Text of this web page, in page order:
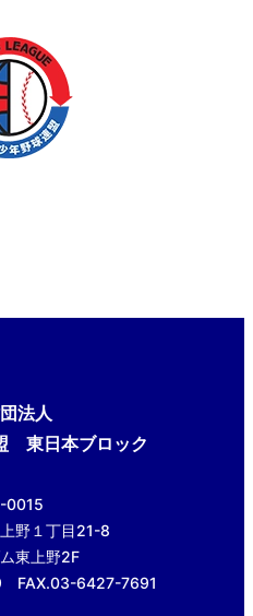
法人
東日本ブロック
0015
野１丁目21-8
東上野2F
FAX.03-6427-7691